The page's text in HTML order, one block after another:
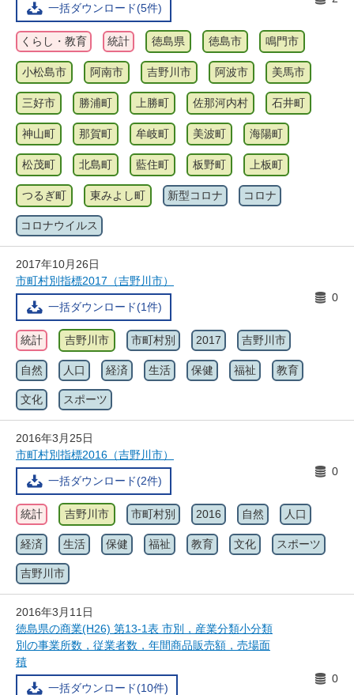
一括ダウンロード(5件)
くらし・教育 統計 徳島県 徳島市 鳴門市
小松島市 阿南市 吉野川市 阿波市 美馬市
三好市 勝浦町 上勝町 佐那河内村 石井町
神山町 那賀町 牟岐町 美波町 海陽町
松茂町 北島町 藍住町 板野町 上板町
つるぎ町 東みよし町 新型コロナ コロナ
コロナウイルス
2017年10月26日
市町村別指標2017（吉野川市）
一括ダウンロード(1件)
0
統計 吉野川市 市町村別 2017 吉野川市
自然 人口 経済 生活 保健 福祉 教育
文化 スポーツ
2016年3月25日
市町村別指標2016（吉野川市）
一括ダウンロード(2件)
0
統計 吉野川市 市町村別 2016 自然 人口
経済 生活 保健 福祉 教育 文化 スポーツ
吉野川市
2016年3月11日
徳島県の商業(H26) 第13-1表 市別，産業分類小分類
別の事業所数，従業者数，年間商品販売額，売場面
積
一括ダウンロード(10件)
0